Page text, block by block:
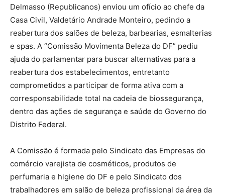
Delmasso (Republicanos) enviou um ofício ao chefe da
Casa Civil, Valdetário Andrade Monteiro, pedindo a
reabertura dos salões de beleza, barbearias, esmalterias
e spas. A “Comissão Movimenta Beleza do DF” pediu
ajuda do parlamentar para buscar alternativas para a
reabertura dos estabelecimentos, entretanto
comprometidos a participar de forma ativa com a
corresponsabilidade total na cadeia de biossegurança,
dentro das ações de segurança e saúde do Governo do
Distrito Federal.
A Comissão é formada pelo Sindicato das Empresas do
comércio varejista de cosméticos, produtos de
perfumaria e higiene do DF e pelo Sindicato dos
trabalhadores em salão de beleza profissional da área da